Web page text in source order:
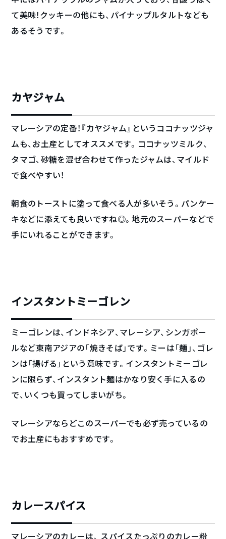
て美味！クッキーの他にも、パイナップルタルトなども
あるそうです。
カヤジャム
マレーシアの定番！『カヤジャム』というココナッツジャ
ムも、お土産としてオススメです。ココナッツミルク、
タマゴ、砂糖を混ぜ合わせて作ったジャムは、マイルド
で食べやすい！
朝食のトーストに塗って食べる人が多いそう。パンケー
キなどに添えても良いですね◎。地元のスーパーなどで
手にいれることができます。
インスタントミーゴレン
ミーゴレンは、インドネシア、マレーシア、シンガポー
ルなど東南アジアの「焼きそば」です。ミーは「麺」、ゴレ
ンは「揚げる」という意味です。インスタントミーゴレ
ンに限らず、インスタント麺はかなり安く手に入るの
で、いくつも買ってしまいがち。
マレーシアならどこのスーパーでも必ず売っているの
でお土産にもおすすめです。
カレースパイス
マレーシアのカレーは、 スパイスたっぷりのカレー粉